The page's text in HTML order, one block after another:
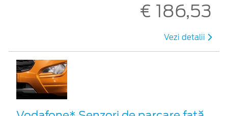
€ 186,53
Vezi detalii